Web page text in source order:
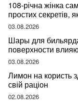
108-річна жінка
простих секретів,
03.08.2026
Шары для
поверхности
03.08.2026
Лимон на користь
свій раціон
02.08.2026